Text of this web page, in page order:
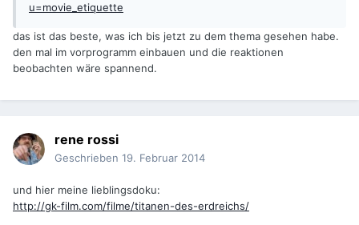
u=movie_etiquette
das ist das beste, was ich bis jetzt zu dem thema gesehen habe.
den mal im vorprogramm einbauen und die reaktionen
beobachten wäre spannend.
rene rossi
Geschrieben 19. Februar 2014
und hier meine lieblingsdoku:
http://gk-film.com/filme/titanen-des-erdreichs/